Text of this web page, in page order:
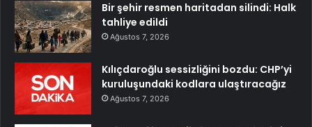
Bir şehir resmen haritadan silindi: Halk
tahliye edildi
Ağustos 7, 2026
Kılıçdaroğlu sessizliğini bozdu: CHP’yi
kuruluşundaki kodlara ulaştıracağız
Ağustos 7, 2026